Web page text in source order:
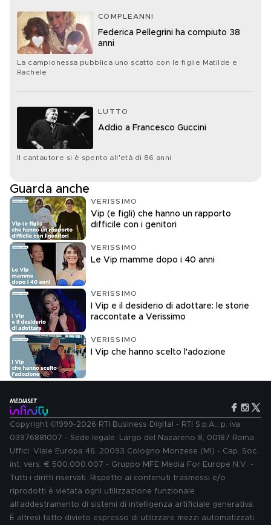
COMPLEANNI
Federica Pellegrini ha compiuto 38
anni
La campionessa pubblica uno scatto con le figlie Matilde e
Rachele
LUTTO
Addio a Francesco Guccini
Il cantautore si è spento all'età di 86 anni
Guarda anche
VERISSIMO
Vip (e figli) che hanno un rapporto
difficile con i genitori
VERISSIMO
Le Vip mamme dopo i 40 anni
VERISSIMO
I Vip e il desiderio di adottare: le storie
raccontate a Verissimo
VERISSIMO
I Vip che hanno scelto l'adozione
Copyright ©1999-2026 RTI Business Digital - RTI S.p.A.: p. iva
03976881007 - Sede legale: Largo del Nazareno 8, 00187 Roma.
Uffici: Viale Europa 46, 20093 Cologno Monzese (MI) - Cap. Soc.
int. vers. € 500.000.007 - Gruppo MFE Media For Europe N.V. -
Tutti i diritti riservati. Rispetto ai contenuti trasmessi e/o
riprodotti è vietata ogni utilizzazione funzionale
all'addestramento di sistemi di intelligenza artificiale generativa.
È altresì fatto divieto espresso di utilizzare mezzi automatizzati